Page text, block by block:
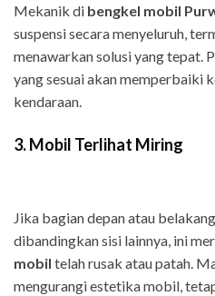
Mekanik di bengkel mobil
suspensi secara menyeluruh,
menawarkan solusi yang tepat.
yang sesuai akan memperbaiki
kendaraan.
3. Mobil Terlihat Miring
Jika bagian depan atau
dibandingkan sisi lainnya, ini
mobil telah rusak atau patah.
mengurangi estetika mobil,